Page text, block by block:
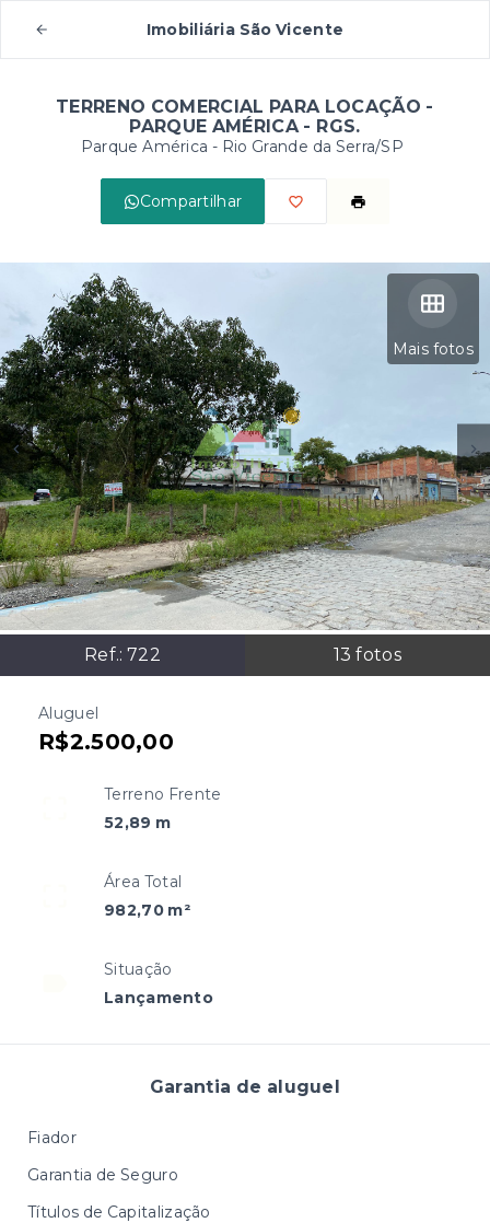
Imobiliária São Vicente
TERRENO COMERCIAL PARA LOCAÇÃO -
PARQUE AMÉRICA - RGS.
Parque América - Rio Grande da Serra/SP
Compartilhar
Mais fotos
Ref.:722 13 fotos
Aluguel
R$2.500,00
Terreno Frente
52,89 m
Área Total
982,70 m²
Situação
Lançamento
Garantia de aluguel
Fiador
Garantia de Seguro
Títulos de Capitalização